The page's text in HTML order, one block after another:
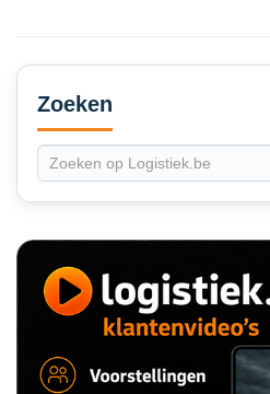
Secondary
Sidebar
Zoeken